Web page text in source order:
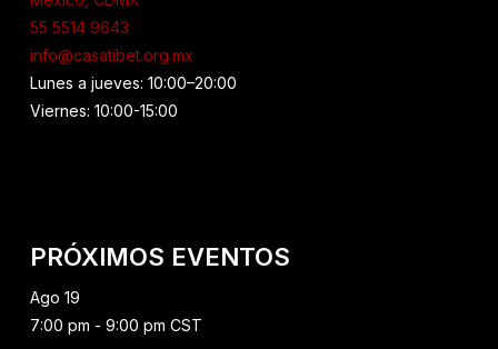
55 5514 9643
info@casatibet.org.mx
Lunes a jueves: 10:00–20:00
Viernes: 10:00-15:00
PRÓXIMOS EVENTOS
Ago 19
7:00 pm - 9:00 pm CST